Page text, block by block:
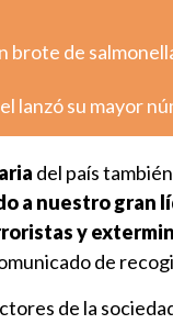
brote de
lanzó su mayor
del país
a nuestro gran
y
de
de la